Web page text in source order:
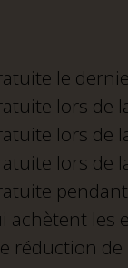
le
lors
lors de
lors de
achètent
réduction